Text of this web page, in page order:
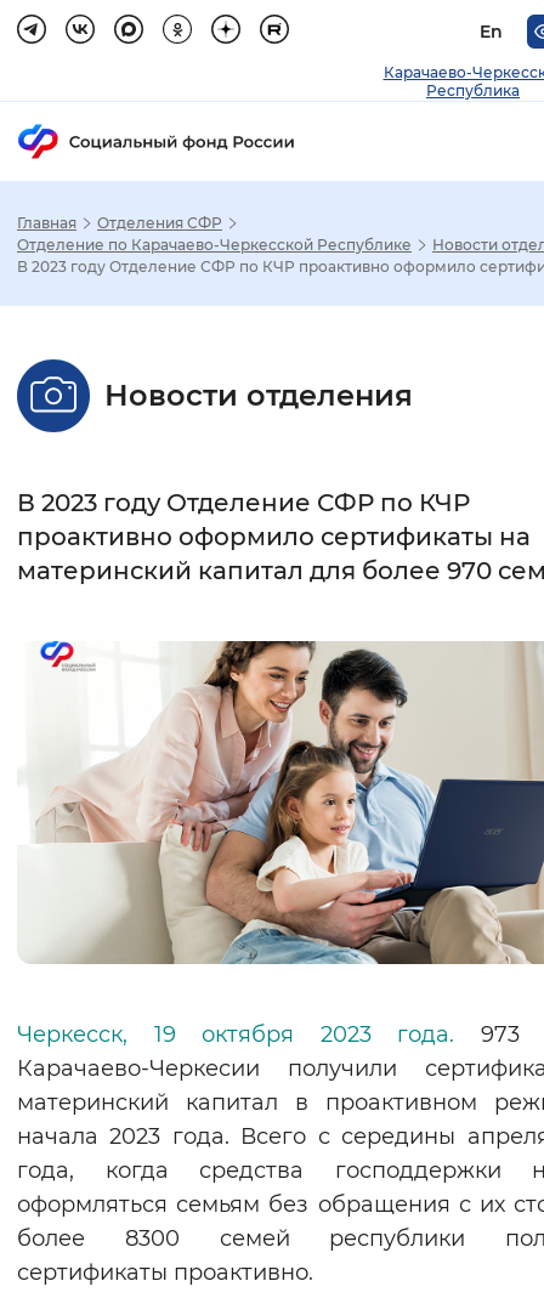
En
Карачаево-
Республика
Настройка режима отображения
Стандартный Увеличенный
Без засечек С засечками
Интервал между буквами
Нормальный Увеличенный
Цвет сайта
Монохромный Инверсивный
Синий фон
Изображения
Включены Выключены
Воспроизвести Остановить
Вернуть стандартные настройки
Главная
Отделения СФР
Отделение по Карачаево-Черкесской Республике
Новости
В 2023 году Отделение СФР по КЧР проактивно оформило
Новости отделения
В 2023 году Отделение СФР по КЧР
проактивно оформило сертификаты на
материнский капитал для более 970
Черкесск, 19 октября 2023 года. 973
Карачаево-Черкесии получили
материнский капитал в проактивном
начала 2023 года. Всего с середины
года, когда средства господдержки
оформляться семьям без обращения с их
более 8300 семей республики
сертификаты проактивно.